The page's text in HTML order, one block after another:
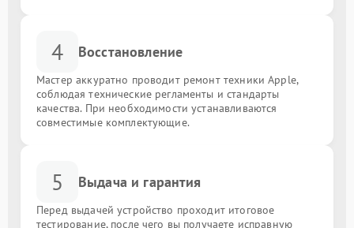
4 Восстановление
Мастер аккуратно проводит ремонт техники Apple,
соблюдая технические регламенты и стандарты
качества. При необходимости устанавливаются
совместимые комплектующие.
5 Выдача и гарантия
Перед выдачей устройство проходит итоговое
тестирование, после чего вы получаете исправную